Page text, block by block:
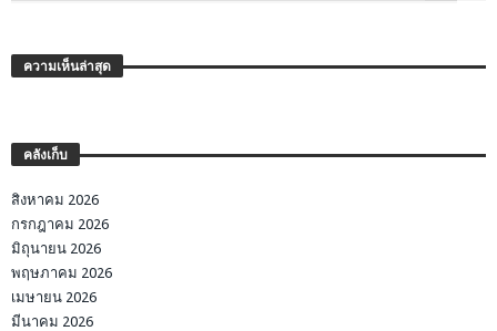
ความเห็นล่าสุด
คลังเก็บ
สิงหาคม 2026
กรกฎาคม 2026
มิถุนายน 2026
พฤษภาคม 2026
เมษายน 2026
มีนาคม 2026